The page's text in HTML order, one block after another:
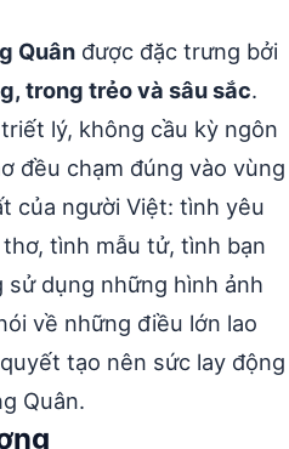
Quân được đặc trưng bởi
trong trẻo và sâu sắc.
lý, không cầu kỳ ngôn
đều chạm đúng vào vùng
của người Việt: tình yêu
tình mẫu tử, tình bạn
dụng những hình ảnh
về những điều lớn lao
tạo nên sức lay động
Quân.